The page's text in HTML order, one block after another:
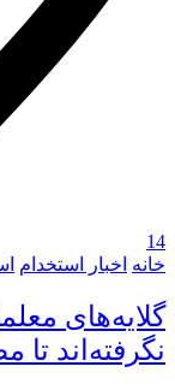
14
خانه اخبار استخدام
گلایه‌های
نگرفته‌اند تا